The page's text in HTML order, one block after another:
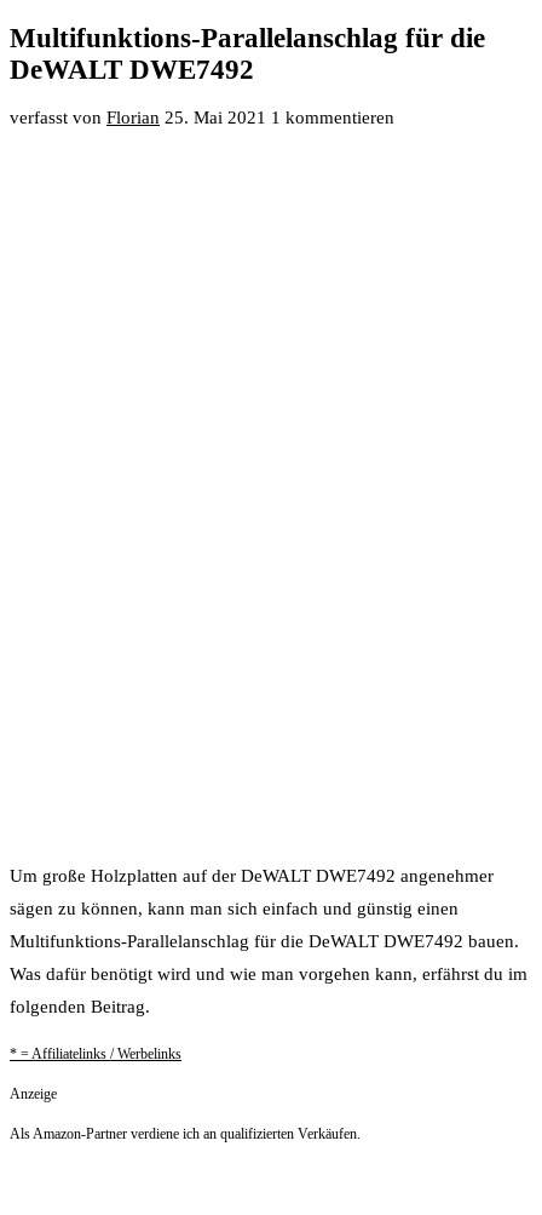
Multifunktions-Parallelanschlag für die
DeWALT DWE7492
verfasst von Florian 25. Mai 2021 1 kommentieren
Um große Holzplatten auf der DeWALT DWE7492 angenehmer
sägen zu können, kann man sich einfach und günstig einen
Multifunktions-Parallelanschlag für die DeWALT DWE7492 bauen.
Was dafür benötigt wird und wie man vorgehen kann, erfährst du im
folgenden Beitrag.
* = Affiliatelinks / Werbelinks
Anzeige
Als Amazon-Partner verdiene ich an qualifizierten Verkäufen.